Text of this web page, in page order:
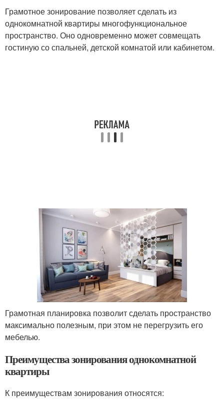
Грамотное зонирование позволяет сделать из
однокомнатной квартиры многофункциональное
пространство. Оно одновременно может совмещать
гостиную со спальней, детской комнатой или кабинетом.
Грамотная планировка позволит сделать пространство
максимально полезным, при этом не перегрузить его
мебелью.
Преимущества зонирования однокомнатной
квартиры
К преимуществам зонирования относятся: